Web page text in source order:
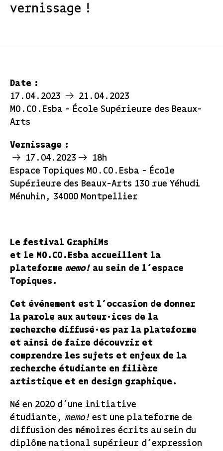
vernissage !
Date :
17.04.2023
21.04.2023
MO.CO.Esba - École Supérieure des Beaux-
Arts
Vernissage :
17.04.2023
18h
Espace Topiques MO.CO.Esba - École
Supérieure des Beaux-Arts 130 rue Yéhudi
Ménuhin, 34000 Montpellier
Le festival GraphiMs
et le MO.CO.Esba accueillent la
plateforme memo! au sein de l’espace
Topiques.
Cet événement est l’occasion de donner
la parole aux auteur·ices de la
recherche diffusé·es par la plateforme
et ainsi de faire découvrir et
comprendre les sujets et enjeux de la
recherche étudiante en filière
artistique et en design graphique.
Né en 2020 d’une initiative
étudiante, memo! est une plateforme de
diffusion des mémoires écrits au sein du
diplôme national supérieur d’expression